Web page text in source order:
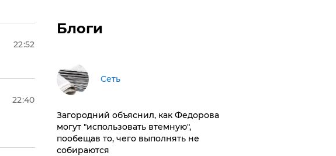
22:52
22:40
Блоги
Сеть
Загородний объяснил, как Федорова
могут "использовать втемную",
пообещав то, чего выполнять не
собираются